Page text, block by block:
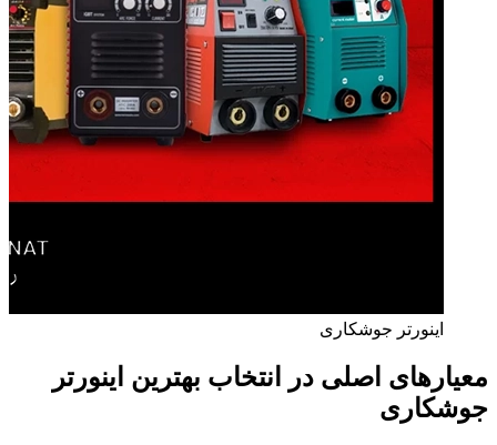
اینورتر جوشکاری
معیارهای اصلی در انتخاب بهترین اینورتر
جوشکاری